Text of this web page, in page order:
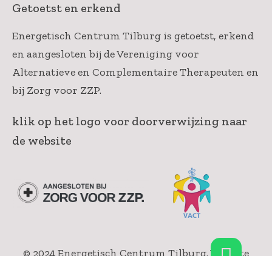
Getoetst en erkend
Energetisch Centrum Tilburg is getoetst, erkend
en aangesloten bij de Vereniging voor
Alternatieve en Complementaire Therapeuten en
bij Zorg voor ZZP.
klik op het logo voor doorverwijzing naar
de website
© 2024 Energetisch Centrum Tilburg.Website